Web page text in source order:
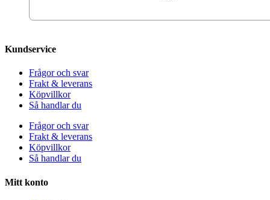
Kundservice
Frågor och svar
Frakt & leverans
Köpvillkor
Så handlar du
Frågor och svar
Frakt & leverans
Köpvillkor
Så handlar du
Mitt konto